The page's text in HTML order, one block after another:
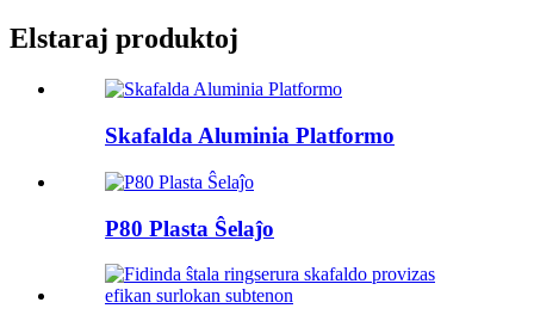
Elstaraj produktoj
Skafalda Aluminia Platformo
P80 Plasta Ŝelaĵo